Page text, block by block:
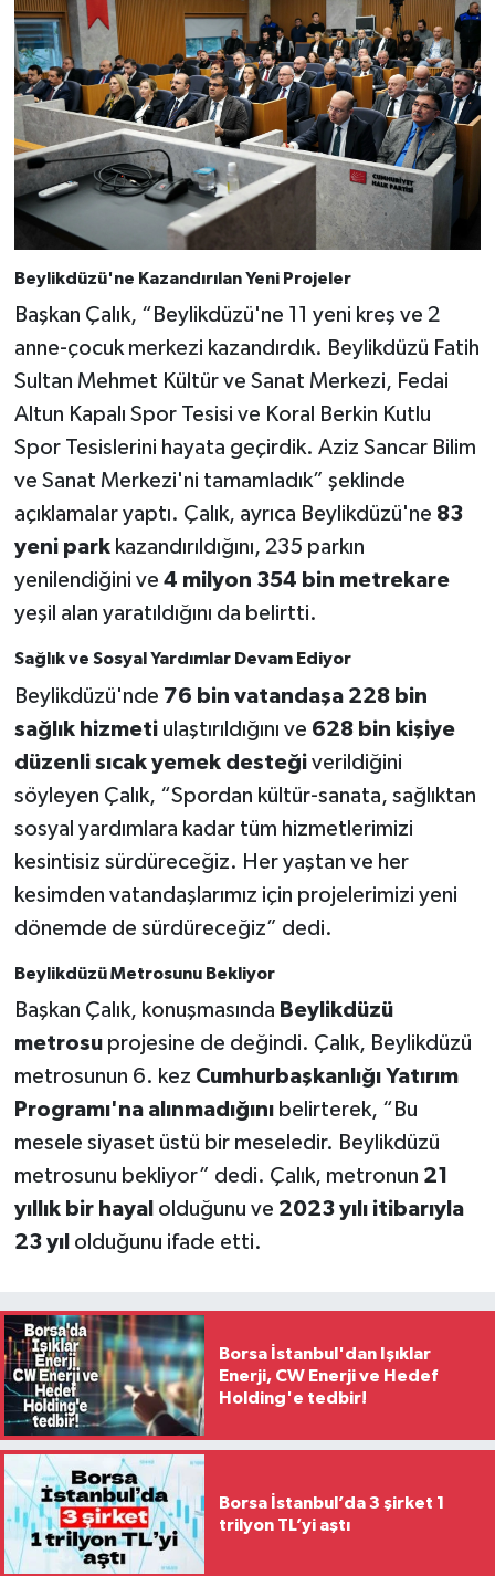
Beylikdüzü'ne Kazandırılan Yeni Projeler
Başkan Çalık, “Beylikdüzü'ne 11 yeni kreş ve 2
anne-çocuk merkezi kazandırdık. Beylikdüzü Fatih
Sultan Mehmet Kültür ve Sanat Merkezi, Fedai
Altun Kapalı Spor Tesisi ve Koral Berkin Kutlu
Spor Tesislerini hayata geçirdik. Aziz Sancar Bilim
ve Sanat Merkezi'ni tamamladık” şeklinde
açıklamalar yaptı. Çalık, ayrıca Beylikdüzü'ne 83
yeni parkkazandırıldığını, 235 parkın
yenilendiğini ve 4 milyon 354 bin metrekare
yeşil alan yaratıldığını da belirtti.
Sağlık ve Sosyal Yardımlar Devam Ediyor
Beylikdüzü'nde 76 bin vatandaşa 228 bin
sağlık hizmetiulaştırıldığını ve 628 bin kişiye
düzenli sıcak yemek desteğiverildiğini
söyleyen Çalık, “Spordan kültür-sanata, sağlıktan
sosyal yardımlara kadar tüm hizmetlerimizi
kesintisiz sürdüreceğiz. Her yaştan ve her
kesimden vatandaşlarımız için projelerimizi yeni
dönemde de sürdüreceğiz” dedi.
Beylikdüzü Metrosunu Bekliyor
Başkan Çalık, konuşmasında Beylikdüzü
metrosuprojesine de değindi. Çalık, Beylikdüzü
metrosunun 6. kez Cumhurbaşkanlığı Yatırım
Programı'na alınmadığınıbelirterek, “Bu
mesele siyaset üstü bir meseledir. Beylikdüzü
metrosunu bekliyor” dedi. Çalık, metronun 21
yıllık bir hayal olduğunu ve 2023 yılı itibarıyla
23 yıl olduğunu ifade etti.
Borsa İstanbul'dan Işıklar
Enerji, CW Enerji ve Hedef
Holding'e tedbir!
Borsa İstanbul’da 3 şirket 1
trilyon TL’yi aştı